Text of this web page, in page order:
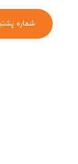
شماره پشتیبانی: